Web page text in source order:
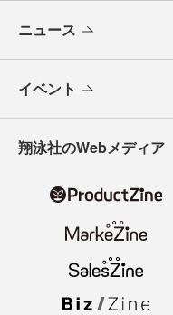
ニュース
イベント
翔泳社のWebメディア